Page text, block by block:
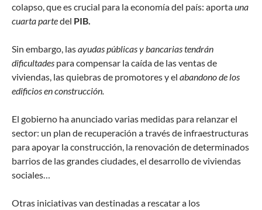
colapso, que es crucial para la economía del país: aportauna
cuarta partedel PIB.
Sin embargo, lasayudas públicas y bancarias tendrán
dificultades para compensar la caída de las ventas de
viviendas, las quiebras de promotores y el abandono de los
edificios en construcción.
El gobierno ha anunciado varias medidas para relanzar el
sector: un plan de recuperación a través de infraestructuras
para apoyar la construcción, la renovación de determinados
barrios de las grandes ciudades, el desarrollo de viviendas
sociales…
Otras iniciativas van destinadas a rescatar a los